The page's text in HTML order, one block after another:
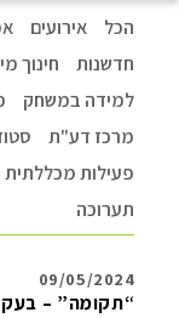
הכל אירועים
חדשנות
חינוך
למידה במשחק
מרכז דע"ת
פעילות מכללתית
תערוכה
09/05/2024
“תקומה” –